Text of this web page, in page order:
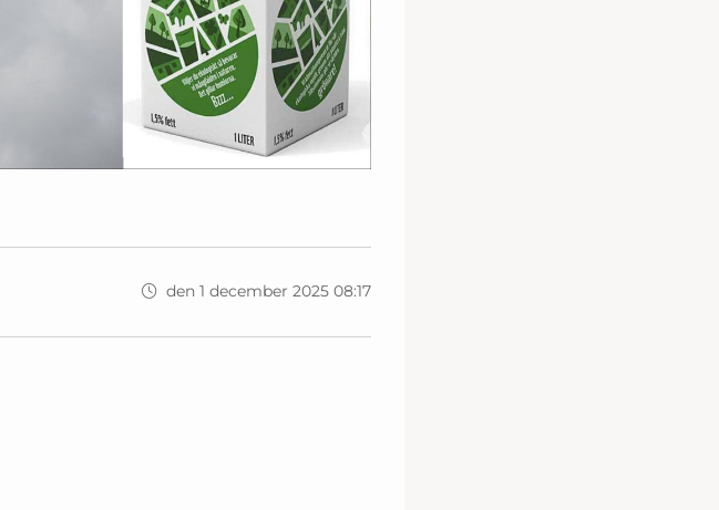
den 1 december 2025 08:17